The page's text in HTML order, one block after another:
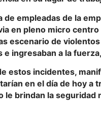
de empleadas de la
en pleno micro
escenario de
e ingresaban a la
estos incidentes,
en el día de hoy a
le brindan la seguridad